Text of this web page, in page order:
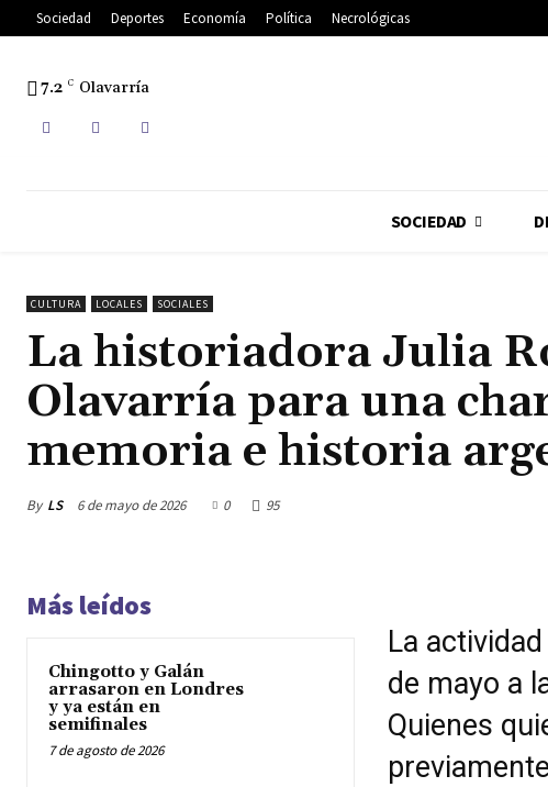
Sociedad Deportes Economía Política Necrológicas
7.2 C Olavarría
SOCIEDAD
CULTURA LOCALES SOCIALES
La historiadora Julia
Olavarría para una
memoria e historia
By LS 6 de mayo de 2026 0 95
Más leídos
Chingotto y Galán
arrasaron en Londres
y ya están en
semifinales
7 de agosto de 2026
La
de mayo a
Quienes